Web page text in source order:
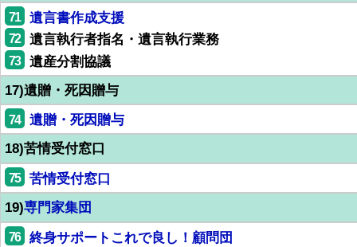
71 遺言書作成支援
72 遺言執行者指名・遺言執行業務
73
遺産分割協議
17)遺贈・死因贈与
74
遺贈・死因贈与
18)苦情受付窓口
75
苦情受付窓口
19)専門家集団
76 終身サポートこれで良し！顧問団